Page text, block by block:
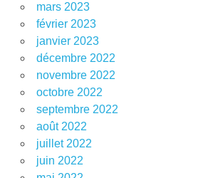
mars 2023
février 2023
janvier 2023
décembre 2022
novembre 2022
octobre 2022
septembre 2022
août 2022
juillet 2022
juin 2022